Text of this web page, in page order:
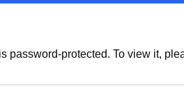
password-protected. To view it,